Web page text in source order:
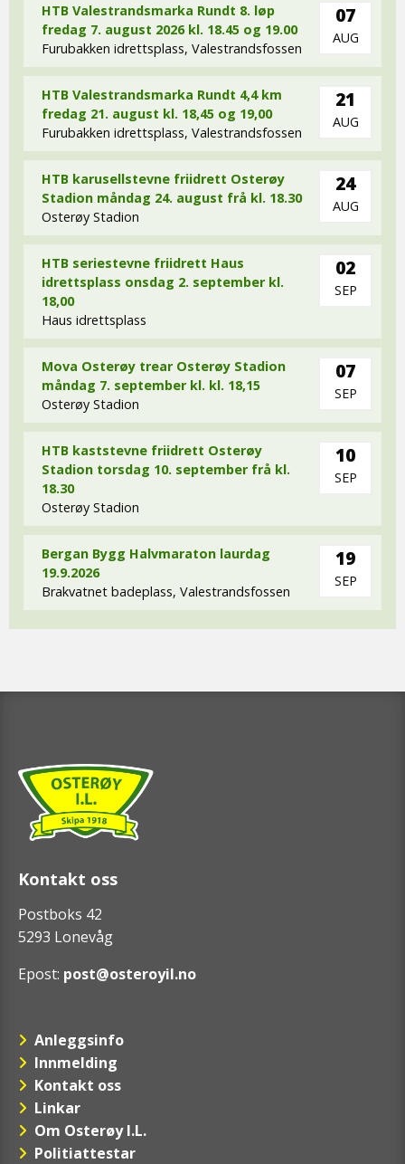
HTB Valestrandsmarka Rundt 8. løp
fredag 7. august 2026 kl. 18.45 og 19.00
Furubakken idrettsplass, Valestrandsfossen
07
AUG
HTB Valestrandsmarka Rundt 4,4 km
fredag 21. august kl. 18,45 og 19,00
Furubakken idrettsplass, Valestrandsfossen
21
AUG
HTB karusellstevne friidrett Osterøy
Stadion måndag 24. august frå kl. 18.30
Osterøy Stadion
24
AUG
HTB seriestevne friidrett Haus
idrettsplass onsdag 2. september kl.
18,00
Haus idrettsplass
02
SEP
Mova Osterøy trear Osterøy Stadion
måndag 7. september kl. kl. 18,15
Osterøy Stadion
07
SEP
HTB kaststevne friidrett Osterøy
Stadion torsdag 10. september frå kl.
18.30
Osterøy Stadion
10
SEP
Bergan Bygg Halvmaraton laurdag
19.9.2026
Brakvatnet badeplass, Valestrandsfossen
19
SEP
Kontakt oss
Postboks 42
5293 Lonevåg
Epost: post@osteroyil.no
Anleggsinfo
Innmelding
Kontakt oss
Linkar
Om Osterøy I.L.
Politiattestar